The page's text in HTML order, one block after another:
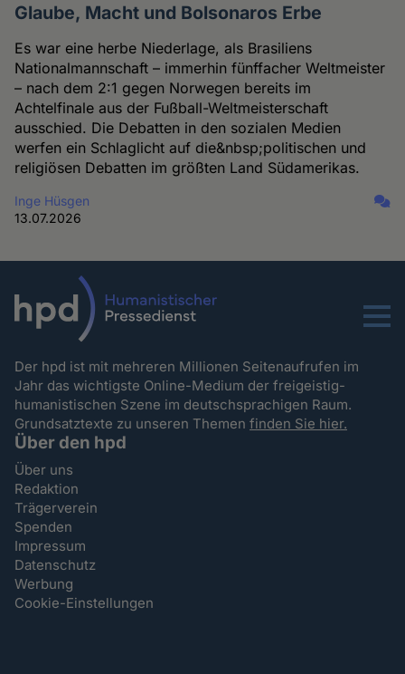
Glaube, Macht und Bolsonaros Erbe
Es war eine herbe Niederlage, als Brasiliens
Nationalmannschaft – immerhin fünffacher Weltmeister
– nach dem 2:1 gegen Norwegen bereits im
Achtelfinale aus der Fußball-Weltmeisterschaft
ausschied. Die Debatten in den sozialen Medien
werfen ein Schlaglicht auf die&nbsp;politischen und
religiösen Debatten im größten Land Südamerikas.
Inge Hüsgen
13.07.2026
Menu
Der hpd ist mit mehreren Millionen Seitenaufrufen im
Jahr das wichtigste Online-Medium der freigeistig-
humanistischen Szene im deutschsprachigen Raum.
Grundsatztexte zu unseren Themenfinden Sie hier.
Über den hpd
Über uns
Redaktion
Trägerverein
Spenden
Impressum
Datenschutz
Werbung
Cookie-Einstellungen